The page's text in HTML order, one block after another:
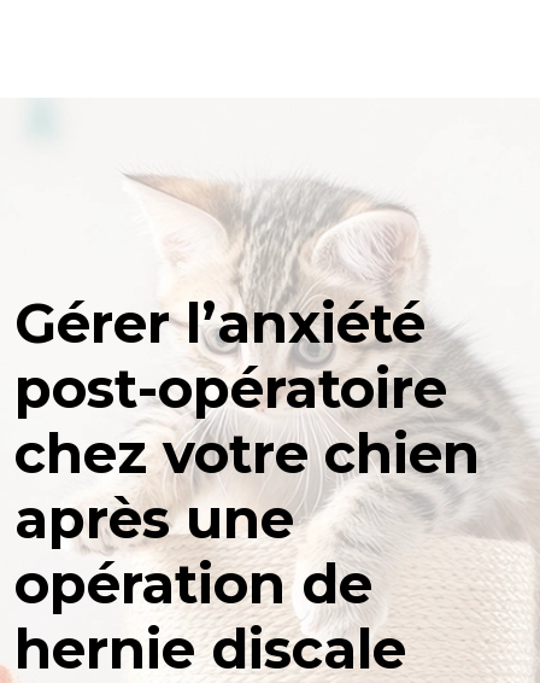
Gérer l’anxiété
post-opératoire
chez votre chien
après une
opération de
hernie discale